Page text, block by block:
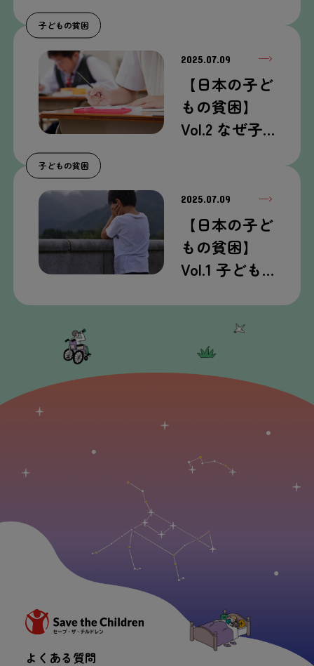
子どもの貧困
2025.07.09
【日本の子ど
もの貧困】
Vol.2 なぜ子…
子どもの貧困
2025.07.09
【日本の子ど
もの貧困】
Vol.1 子ども…
よくある 質問